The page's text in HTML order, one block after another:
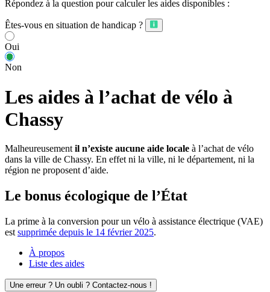
Répondez à la question pour calculer les aides disponibles :
Êtes-vous en situation de handicap ?
Oui
Non
Les aides à l’achat de vélo à
Chassy
Malheureusement il n’existe aucune aide locale à l’achat de vélo
dans la ville de Chassy. En effet ni la ville, ni le département, ni la
région ne proposent d’aide.
Le bonus écologique de l’État
La prime à la conversion pour un vélo à assistance électrique (VAE)
est supprimée depuis le 14 février 2025.
À propos
Liste des aides
Une erreur ? Un oubli ? Contactez-nous !